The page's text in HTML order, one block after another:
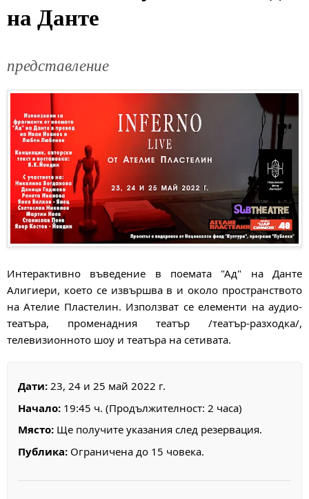
на Данте
представление
Интерактивно въведение в поемата "Ад" на Данте
Алигиери, което се извършва в и около пространството
на Ателие Пластелин. Използват се елементи на аудио-
театъра, променадния театър /театър-разходка/,
телевизионното шоу и театъра на сетивата.
Дати: 23, 24 и 25 май 2022 г.
Начало: 19:45 ч. (Продължителност: 2 часа)
Място: Ще получите указания след резервация.
Публика: Ограничена до 15 човека.